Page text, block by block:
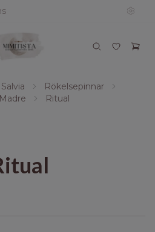
Rökelsepinnar
Ritual